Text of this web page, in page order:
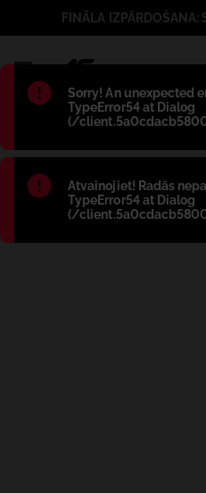
Błąd:
Sorry! An unexpected
TypeError54 at Dialog
(/
Błąd:
Atvainojiet! Radās
TypeError54 at Dialog
(/
FINĀLA